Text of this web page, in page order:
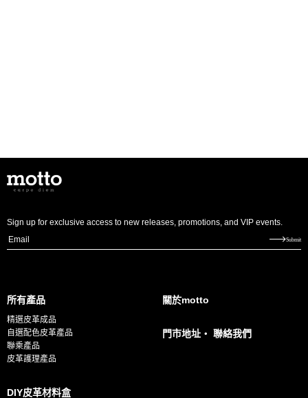
Sign up for exclusive access to new releases, promotions, and VIP events.
E
l
*
Submit
所有產品
精選皮革成品
自選配色皮革產品
聯乘產品
皮革護理產品
DIY皮革材料盒
關於motto
門市地址・ 聯絡我們